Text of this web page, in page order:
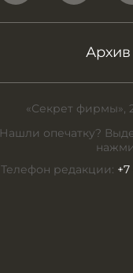
«Секрет фирмы»,
Нашли опечатку?
Телефон редакции: